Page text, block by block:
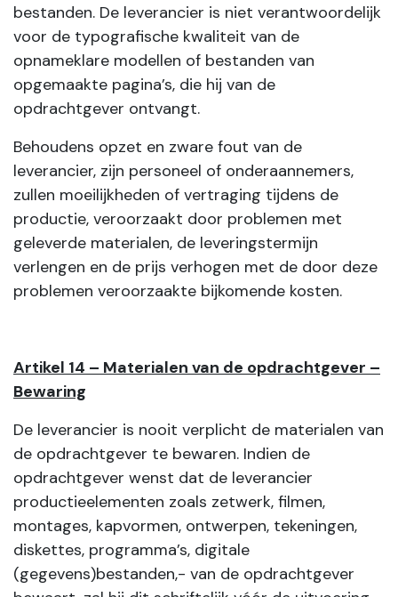
bestanden. De leverancier is niet verantwoordelijk
voor de typografische kwaliteit van de
opnameklare modellen of bestanden van
opgemaakte pagina’s, die hij van de
opdrachtgever ontvangt.
Behoudens opzet en zware fout van de
leverancier, zijn personeel of onderaannemers,
zullen moeilijkheden of vertraging tijdens de
productie, veroorzaakt door problemen met
geleverde materialen, de leveringstermijn
verlengen en de prijs verhogen met de door deze
problemen veroorzaakte bijkomende kosten.
Artikel 14 – Materialen van de opdrachtgever –
Bewaring
De leverancier is nooit verplicht de materialen van
de opdrachtgever te bewaren. Indien de
opdrachtgever wenst dat de leverancier
productieelementen zoals zetwerk, filmen,
montages, kapvormen, ontwerpen, tekeningen,
diskettes, programma’s, digitale
(gegevens)bestanden,- van de opdrachtgever